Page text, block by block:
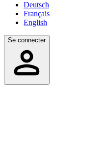
Deutsch
Français
English
Se connecter